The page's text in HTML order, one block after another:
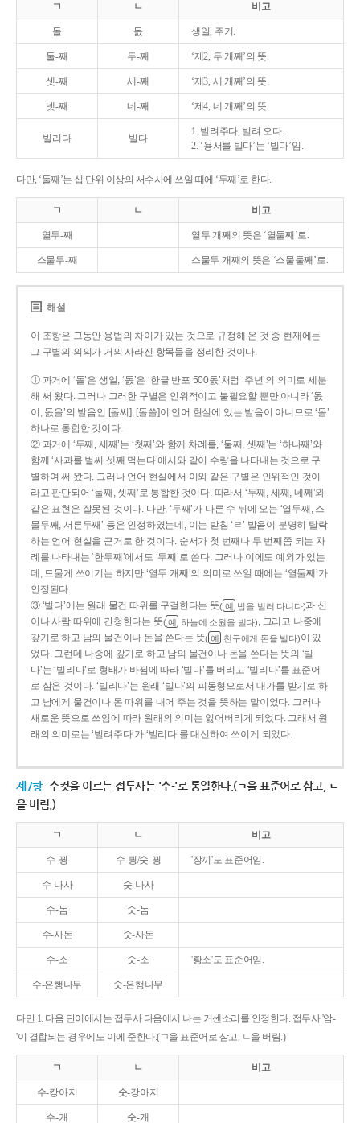
ㄱ ㄴ 비고
돌 돐 생일, 주기.
둘-째 두-째 ‘제2, 두 개째’의 뜻.
셋-째 세-째 ‘제3, 세 개째’의 뜻.
넷-째 네-째 ‘제4, 네 개째’의 뜻.
빌리다 빌다
1. 빌려주다, 빌려 오다.
2. ‘용서를 빌다’는 ‘빌다’임.
다만, ‘둘째’는 십 단위 이상의 서수사에 쓰일 때에 ‘두째’로 한다.
ㄱ ㄴ 비고
열두-째 열두 개째의 뜻은 ‘열둘째’로.
스물두-째 스물두 개째의 뜻은 ‘스물둘째’로.
해설
이 조항은 그동안 용법의 차이가 있는 것으로 규정해 온 것 중 현재에는
그 구별의 의의가 거의 사라진 항목들을 정리한 것이다.
① 과거에 ‘돌’은 생일, ‘돐’은 ‘한글 반포 500돐’처럼 ‘주년’의 의미로 세분
해 써 왔다. 그러나 그러한 구별은 인위적이고 불필요할 뿐만 아니라 ‘돐
이, 돐을’의 발음인 [돌씨], [돌쓸]이 언어 현실에 있는 발음이 아니므로 ‘돌’
하나로 통합한 것이다.
② 과거에 ‘두째, 세째’는 ‘첫째’와 함께 차례를, ‘둘째, 셋째’는 ‘하나째’와
함께 ‘사과를 벌써 셋째 먹는다’에서와 같이 수량을 나타내는 것으로 구
별하여 써 왔다. 그러나 언어 현실에서 이와 같은 구별은 인위적인 것이
라고 판단되어 ‘둘째, 셋째’로 통합한 것이다. 따라서 ‘두째, 세째, 네째’와
같은 표현은 잘못된 것이다. 다만, ‘두째’가 다른 수 뒤에 오는 ‘열두째, 스
물두째, 서른두째’ 등은 인정하였는데, 이는 받침 ‘ㄹ’ 발음이 분명히 탈락
하는 언어 현실을 근거로 한 것이다. 순서가 첫 번째나 두 번째쯤 되는 차
례를 나타내는 ‘한두째’에서도 ‘두째’로 쓴다. 그러나 이에도 예외가 있는
데, 드물게 쓰이기는 하지만 ‘열두 개째’의 의미로 쓰일 때에는 ‘열둘째’가
인정된다.
③ ‘빌다’에는 원래 물건 따위를 구걸한다는 뜻( 예 밥을 빌러 다니다)과 신
이나 사람 따위에 간청한다는 뜻( 예 하늘에 소원을 빌다), 그리고 나중에
갚기로 하고 남의 물건이나 돈을 쓴다는 뜻( 예 친구에게 돈을 빌다)이 있
었다. 그런데 나중에 갚기로 하고 남의 물건이나 돈을 쓴다는 뜻의 ‘빌
다’는 ‘빌리다’로 형태가 바뀜에 따라 ‘빌다’를 버리고 ‘빌리다’를 표준어
로 삼은 것이다. ‘빌리다’는 원래 ‘빌다’의 피동형으로서 대가를 받기로 하
고 남에게 물건이나 돈 따위를 내어 주는 것을 뜻하는 말이었다. 그러나
새로운 뜻으로 쓰임에 따라 원래의 의미는 잃어버리게 되었다. 그래서 원
래의 의미로는 ‘빌려주다’가 ‘빌리다’를 대신하여 쓰이게 되었다.
제7항 수컷을 이르는 접두사는 '수-'로 통일한다.(ㄱ을 표준어로 삼고, ㄴ
을 버림.)
ㄱ ㄴ 비고
수-꿩 수-퀑/숫-꿩 '장끼'도 표준어임.
수-나사 숫-나사
수-놈 숫-놈
수-사돈 숫-사돈
수-소 숫-소 '황소'도 표준어임.
수-은행나무 숫-은행나무
다만 1. 다음 단어에서는 접두사 다음에서 나는 거센소리를 인정한다. 접두사 '암-
'이 결합되는 경우에도 이에 준한다.(ㄱ을 표준어로 삼고, ㄴ을 버림.)
ㄱ ㄴ 비고
수-캉아지 숫-강아지
수-캐 숫-개